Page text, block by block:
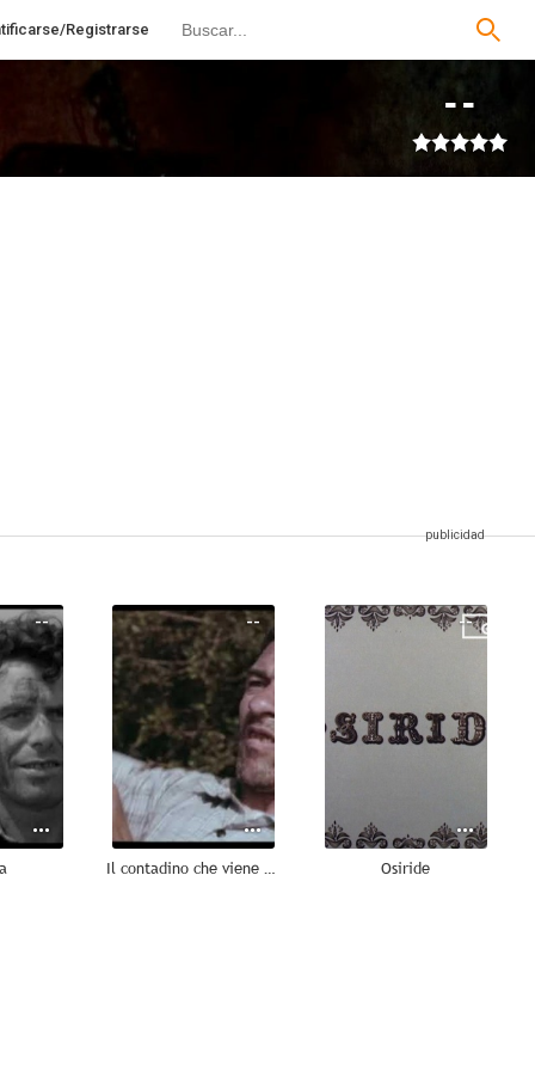
Registrarse
--
-- --
Il contadino che viene dal mare
--
Osiride